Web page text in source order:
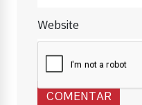
Website